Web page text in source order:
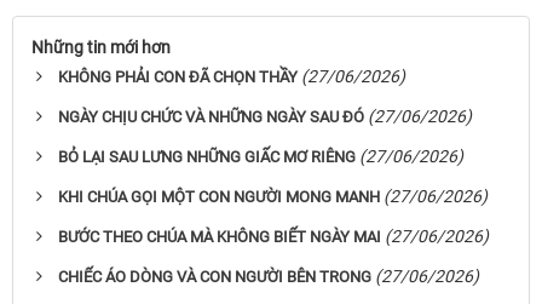
Những tin mới hơn
KHÔNG PHẢI CON ĐÃ CHỌN THẦY (27/06/2026)
NGÀY CHỊU CHỨC VÀ NHỮNG NGÀY SAU ĐÓ (27/06/2026)
BỎ LẠI SAU LƯNG NHỮNG GIẤC MƠ RIÊNG (27/06/2026)
KHI CHÚA GỌI MỘT CON NGƯỜI MONG MANH (27/06/2026)
BƯỚC THEO CHÚA MÀ KHÔNG BIẾT NGÀY MAI (27/06/2026)
CHIẾC ÁO DÒNG VÀ CON NGƯỜI BÊN TRONG (27/06/2026)